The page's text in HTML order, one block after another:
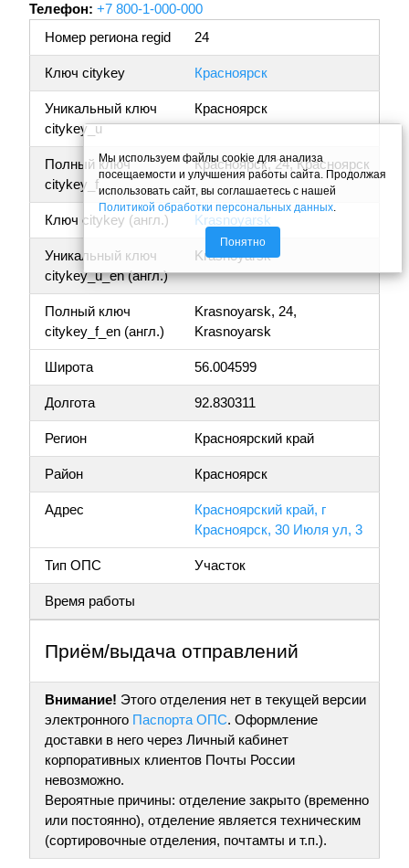
Телефон: +7 800-1-000-000
Номер региона regid
24
Ключ citykey Красноярск
Уникальный ключ
citykey_u
Красноярск
Полный ключ
citykey_f
Красноярск, 24, Красноярск
Ключ citykey (англ.) Krasnoyarsk
Уникальный ключ
citykey_u_en (англ.)
Krasnoyarsk
Полный ключ
citykey_f_en (англ.)
Krasnoyarsk, 24,
Krasnoyarsk
Широта 56.004599
Долгота 92.830311
Регион Красноярский край
Район Красноярск
Адрес
Красноярский край, г
Красноярск, 30 Июля ул, 3
Тип ОПС Участок
Время работы
Приём/выдача отправлений
Внимание! Этого отделения нет в текущей версии
электронного Паспорта ОПС. Оформление
доставки в него через Личный кабинет
корпоративных клиентов Почты России
невозможно.
Вероятные причины: отделение закрыто (временно
или постоянно), отделение является техническим
(сортировочные отделения, почтамты и т.п.).
Мы используем файлы cookie для анализа
посещаемости и улучшения работы сайта. Продолжая
использовать сайт, вы соглашаетесь с нашей
Политикой обработки персональных данных.
Понятно